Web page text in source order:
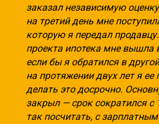
заказал независимую
на третий день мне
которую я передал
проекта ипотека мне вышла
если бы я обратился в
на протяжении двух лет я
делать это досрочно.
закрыл — срок сократился с
так посчитать, с